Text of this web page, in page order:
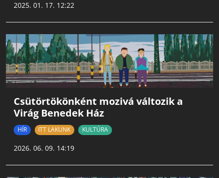
2025. 01. 17. 12:22
Csütörtökönként mozivá változik a
Virág Benedek Ház
HÍR ITT LAKUNK KULTÚRA
2026. 06. 09. 14:19